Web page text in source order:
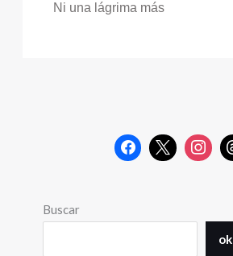
Ni una lágrima más
Buscar
ok